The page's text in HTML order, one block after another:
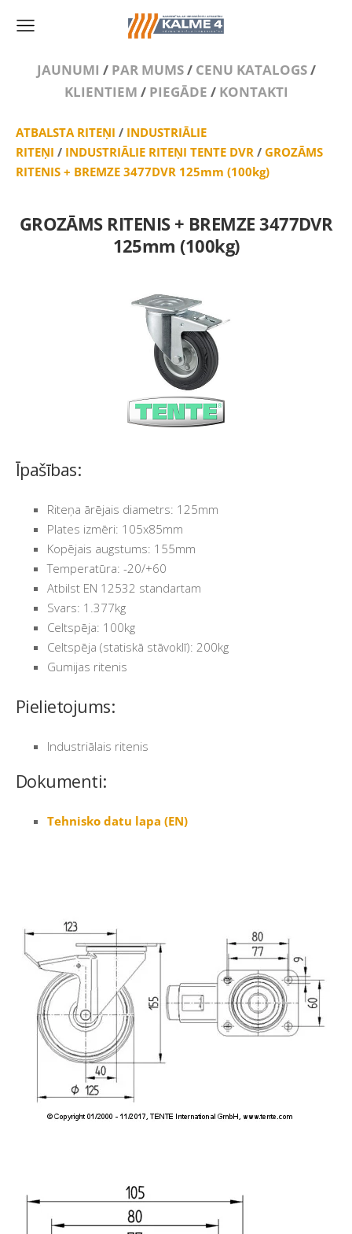
JAUNUMI / PAR MUMS/ CENU KATALOGS/
KLIENTIEM / PIEGĀDE / KONTAKTI
ATBALSTA RITEŅI / INDUSTRIĀLIE
RITEŅI / INDUSTRIĀLIE RITEŅI TENTE DVR / GROZĀMS
RITENIS + BREMZE 3477DVR 125mm (100kg)
GROZĀMS RITENIS + BREMZE 3477DVR
125mm (100kg)
Īpašības:
Riteņa ārējais diametrs: 125mm
Plates izmēri: 105x85mm
Kopējais augstums: 155mm
Temperatūra: -20/+60
Atbilst EN 12532 standartam
Svars: 1.377kg
Celtspēja: 100kg
Celtspēja (statiskā stāvoklī): 200kg
Gumijas ritenis
Pielietojums:
Industriālais ritenis
Dokumenti:
Tehnisko datu lapa (EN)